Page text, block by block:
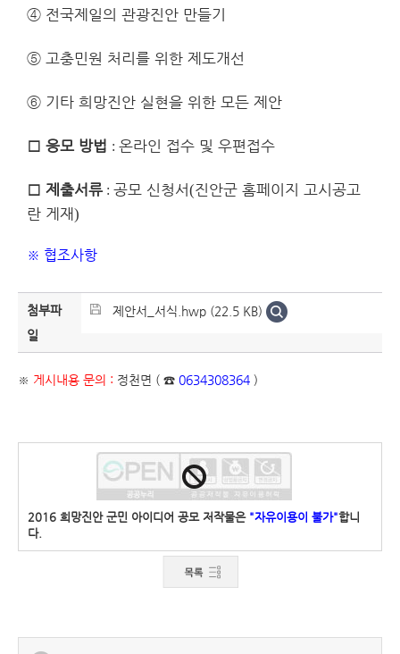
④ 전국제일의 관광진안 만들기
⑤ 고충민원 처리를 위한 제도개선
⑥ 기타 희망진안 실현을 위한 모든 제안
□ 응모 방법 : 온라인 접수 및 우편접수
□ 제출서류 : 공모 신청서(진안군 홈페이지 고시공고
란 게재)
※ 협조사항
첨부파
일
제안서_서식.hwp (22.5 KB)
※ 게시내용 문의 : 정천면 ( ☎ 0634308364 )
2016 희망진안 군민 아이디어 공모 저작물은 "자유이용이 불가"합니
다.